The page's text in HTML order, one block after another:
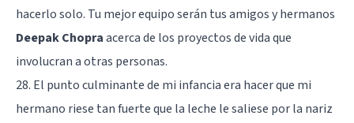
hacerlo solo. Tu mejor equipo serán tus amigos y hermanos
Deepak Chopraacerca de los proyectos de vida que
involucran a otras personas.
28. El punto culminante de mi infancia era hacer que mi
hermano riese tan fuerte que la leche le saliese por la nariz